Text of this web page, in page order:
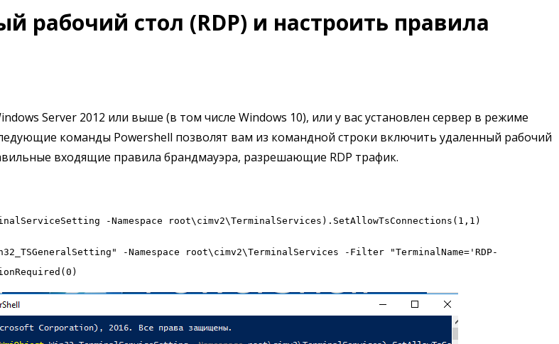
рабочий стол (RDP) и настроить правила
Server 2012 или выше (в том числе Windows 10), или у вас установлен сервер в режиме
команды Powershell позволят вам из командной строки включить удаленный рабочий
входящие правила брандмауэра, разрешающие RDP трафик.
-Namespace root\cimv2\TerminalServices).SetAllowTsConnections(1,1)
-Namespace root\cimv2\TerminalServices -Filter "TerminalName='RDP-